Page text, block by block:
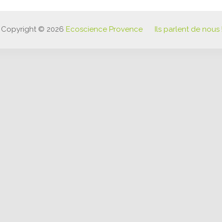
Copyright © 2026 Ecoscience Provence Ils parlent de nous !